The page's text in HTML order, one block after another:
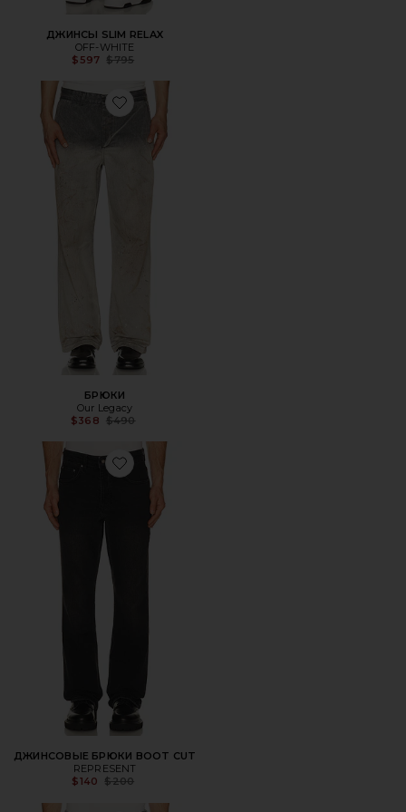
ДЖИНСЫ SLIM RELAX
OFF-WHITE
$597 Previous price:
$795
Favorite БРЮКИ
БРЮКИ
Our Legacy
$368 Previous price:
$490
Favorite ДЖИНСОВЫЕ БРЮКИ BOOT CUT
ДЖИНСОВЫЕ БРЮКИ BOOT CUT
REPRESENT
$140
Previous price:
$200